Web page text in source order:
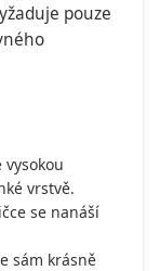
pouze
vysokou
vrstvě.
se nanáší
sám krásně